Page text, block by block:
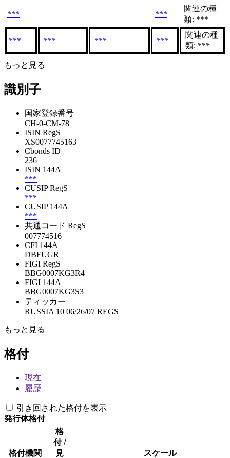
*** ***
関連の種
類: ***
*** *** *** ***
関連の種
類: ***
もっと見る
識別子
国家登録番号
CH-0-CM-78
ISIN RegS
XS0077745163
Cbonds ID
236
ISIN 144A
***
CUSIP RegS
***
CUSIP 144A
***
共通コード RegS
007774516
CFI 144A
DBFUGR
FIGI RegS
BBG0007KG3R4
FIGI 144A
BBG0007KG3S3
ティッカー
RUSSIA 10 06/26/07 REGS
もっと見る
格付
現在
履歴
引き回された格付を表示
発行体格付
格付機関
格
付 /
見
スケール